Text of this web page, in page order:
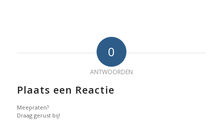
0
ANTWOORDEN
Plaats een Reactie
Meepraten?
Draag gerust bij!